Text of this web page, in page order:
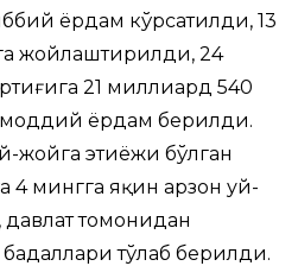
ёрдам кўрсатилди, 13
жойлаштирилди, 24
21 миллиард 540
ёрдам берилди.
жойга эҳтиёжи бўлган
4 мингга яқин арзон уй-
томонидан
тўлаб берилди.